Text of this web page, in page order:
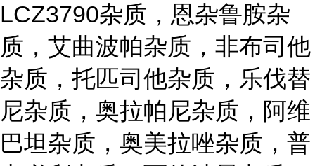
LCZ3790杂质，恩杂鲁胺杂
质，艾曲波帕杂质，非布司他
杂质，托匹司他杂质，乐伐替
尼杂质，奥拉帕尼杂质，阿维
巴坦杂质，奥美拉唑杂质，普